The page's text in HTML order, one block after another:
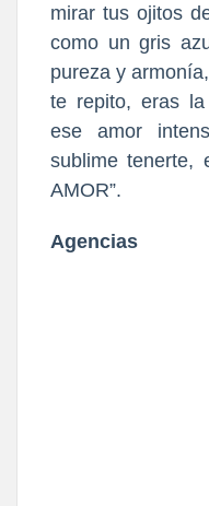
mirar tus ojitos
como un gris
pureza y
te repito, eras la
ese amor
sublime tenerte,
AMOR”.
Agencias